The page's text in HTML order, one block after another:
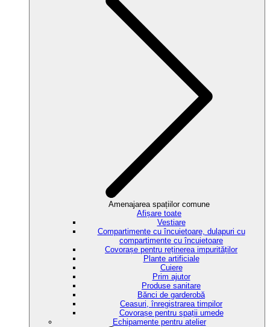
Amenajarea spațiilor comune
Afișare toate
Vestiare
Compartimente cu încuietoare, dulapuri cu
compartimente cu încuietoare
Covorașe pentru reținerea impurităților
Plante artificiale
Cuiere
Prim ajutor
Produse sanitare
Bănci de garderobă
Ceasuri, înregistrarea timpilor
Covorașe pentru spații umede
Echipamente pentru atelier